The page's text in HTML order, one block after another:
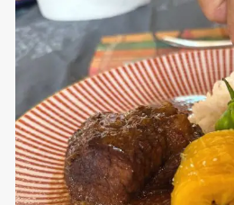
sweetkwisine
Nov 25